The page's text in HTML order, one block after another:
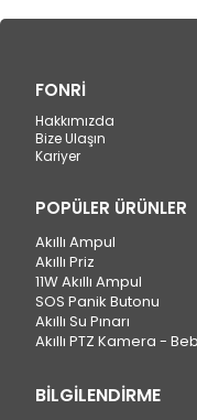
FONRİ
Hakkımızda
Bize Ulaşın
Kariyer
POPÜLER ÜRÜNLER
Akıllı Ampul
Akıllı Priz
11W Akıllı Ampul
SOS Panik Butonu
Akıllı Su Pınarı
Akıllı PTZ Kamera -
BİLGİLENDİRME